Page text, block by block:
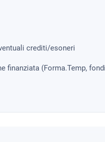
crediti/esoneri
finanziata (Forma.Temp,